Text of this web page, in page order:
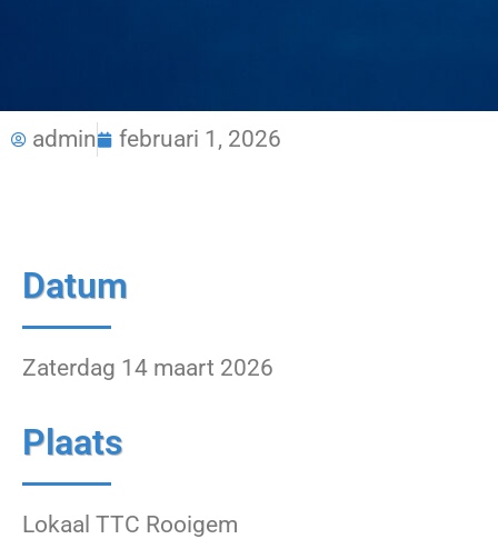
admin februari 1, 2026
Datum
Zaterdag 14 maart 2026
Plaats
Lokaal TTC Rooigem